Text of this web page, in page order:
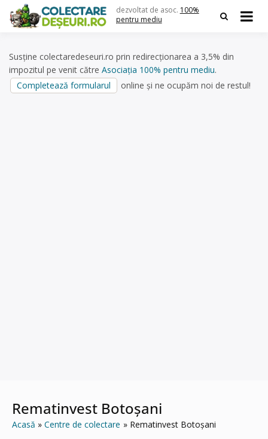
content
dezvoltat de asoc. 100%
pentru mediu
Susține colectaredeseuri.ro prin redirecționarea a 3,5% din
impozitul pe venit către Asociația 100% pentru mediu.
Completează formularul
online și ne ocupăm noi de restul!
Rematinvest Botoșani
Acasă Centre de colectare Rematinvest Botoșani